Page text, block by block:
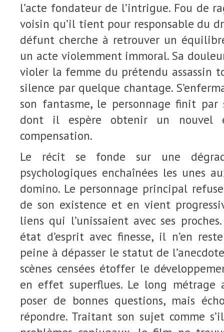
l’acte fondateur de l’intrigue. Fou de
voisin qu’il tient pour responsable du
défunt cherche à retrouver un
un acte violemment immoral. Sa
violer la femme du prétendu assassin
silence par quelque chantage.
son fantasme, le personnage finit par
dont il espère obtenir un nouvel
compensation.
Le récit se fonde sur une
psychologiques enchaînées les unes
domino. Le personnage principal
de son existence et en vient
liens qui l’unissaient avec ses
état d’esprit avec finesse, il n’en
peine à dépasser le statut de
scènes censées étoffer le
en effet superflues. Le long
poser de bonnes questions, mais
répondre. Traitant son sujet comme